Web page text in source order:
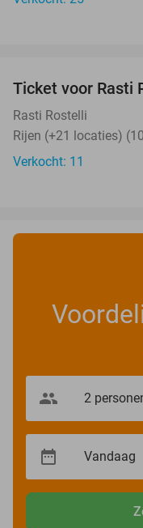
TODAY
Ticket voor Rasti
Rasti Rostelli
Rijen (+21 locaties)
Verkocht: 11